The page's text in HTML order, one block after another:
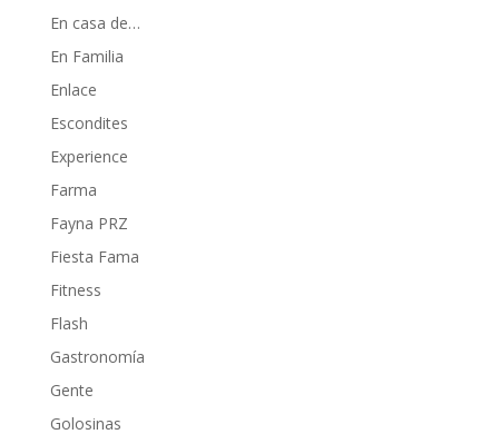
En casa de…
En Familia
Enlace
Escondites
Experience
Farma
Fayna PRZ
Fiesta Fama
Fitness
Flash
Gastronomía
Gente
Golosinas